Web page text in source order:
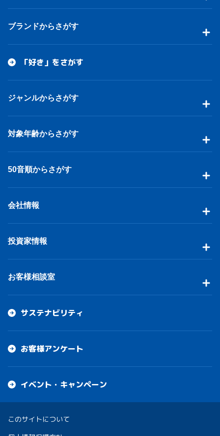
ブランドからさがす
「好き」をさがす
ジャンルからさがす
対象年齢からさがす
50音順からさがす
会社情報
投資家情報
お客様相談室
サステナビリティ
お客様アンケート
イベント・キャンペーン
このサイトについて